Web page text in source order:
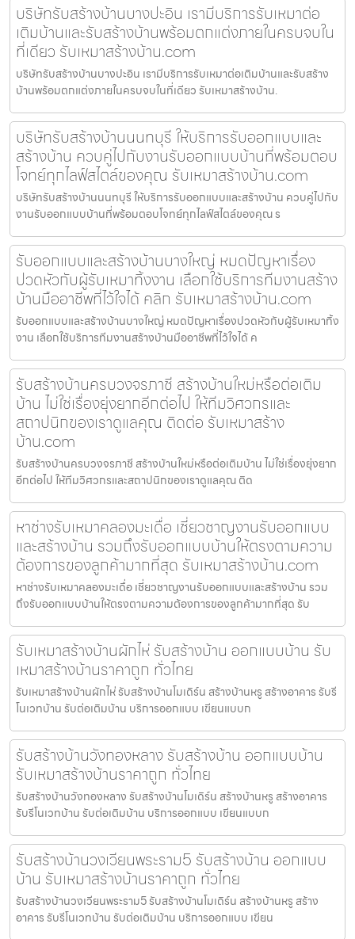
บริษัทรับสร้างบ้านบางปะอิน เรามีบริการรับเหมาต่อ
เติมบ้านและรับสร้างบ้านพร้อมตกแต่งภายในครบจบใน
ที่เดียว รับเหมาสร้างบ้าน.com
บริษัทรับสร้างบ้านบางปะอิน เรามีบริการรับเหมาต่อเติมบ้านและรับสร้าง
บ้านพร้อมตกแต่งภายในครบจบในที่เดียว รับเหมาสร้างบ้าน.
บริษัทรับสร้างบ้านนนทบุรี ให้บริการรับออกแบบและ
สร้างบ้าน ควบคู่ไปกับงานรับออกแบบบ้านที่พร้อมตอบ
โจทย์ทุกไลฟ์สไตล์ของคุณ รับเหมาสร้างบ้าน.com
บริษัทรับสร้างบ้านนนทบุรี ให้บริการรับออกแบบและสร้างบ้าน ควบคู่ไปกับ
งานรับออกแบบบ้านที่พร้อมตอบโจทย์ทุกไลฟ์สไตล์ของคุณ ร
รับออกแบบและสร้างบ้านบางใหญ่ หมดปัญหาเรื่อง
ปวดหัวกับผู้รับเหมาทิ้งงาน เลือกใช้บริการทีมงานสร้าง
บ้านมืออาชีพที่ไว้ใจได้ คลิก รับเหมาสร้างบ้าน.com
รับออกแบบและสร้างบ้านบางใหญ่ หมดปัญหาเรื่องปวดหัวกับผู้รับเหมาทิ้ง
งาน เลือกใช้บริการทีมงานสร้างบ้านมืออาชีพที่ไว้ใจได้ ค
รับสร้างบ้านครบวงจรภาชี สร้างบ้านใหม่หรือต่อเติม
บ้าน ไม่ใช่เรื่องยุ่งยากอีกต่อไป ให้ทีมวิศวกรและ
สถาปนิกของเราดูแลคุณ ติดต่อ รับเหมาสร้าง
บ้าน.com
รับสร้างบ้านครบวงจรภาชี สร้างบ้านใหม่หรือต่อเติมบ้าน ไม่ใช่เรื่องยุ่งยาก
อีกต่อไป ให้ทีมวิศวกรและสถาปนิกของเราดูแลคุณ ติด
หาช่างรับเหมาคลองมะเดื่อ เชี่ยวชาญงานรับออกแบบ
และสร้างบ้าน รวมถึงรับออกแบบบ้านให้ตรงตามความ
ต้องการของลูกค้ามากที่สุด รับเหมาสร้างบ้าน.com
หาช่างรับเหมาคลองมะเดื่อ เชี่ยวชาญงานรับออกแบบและสร้างบ้าน รวม
ถึงรับออกแบบบ้านให้ตรงตามความต้องการของลูกค้ามากที่สุด รับ
รับเหมาสร้างบ้านผักไห่ รับสร้างบ้าน ออกแบบบ้าน รับ
เหมาสร้างบ้านราคาถูก ทั่วไทย
รับเหมาสร้างบ้านผักไห่ รับสร้างบ้านโมเดิร์น สร้างบ้านหรู สร้างอาคาร รับรี
โนเวทบ้าน รับต่อเติมบ้าน บริการออกแบบ เขียนแบบก
รับสร้างบ้านวังทองหลาง รับสร้างบ้าน ออกแบบบ้าน
รับเหมาสร้างบ้านราคาถูก ทั่วไทย
รับสร้างบ้านวังทองหลาง รับสร้างบ้านโมเดิร์น สร้างบ้านหรู สร้างอาคาร
รับรีโนเวทบ้าน รับต่อเติมบ้าน บริการออกแบบ เขียนแบบก
รับสร้างบ้านวงเวียนพระราม5 รับสร้างบ้าน ออกแบบ
บ้าน รับเหมาสร้างบ้านราคาถูก ทั่วไทย
รับสร้างบ้านวงเวียนพระราม5 รับสร้างบ้านโมเดิร์น สร้างบ้านหรู สร้าง
อาคาร รับรีโนเวทบ้าน รับต่อเติมบ้าน บริการออกแบบ เขียน